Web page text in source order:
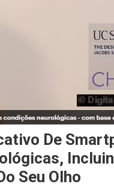
De
Seu Olho